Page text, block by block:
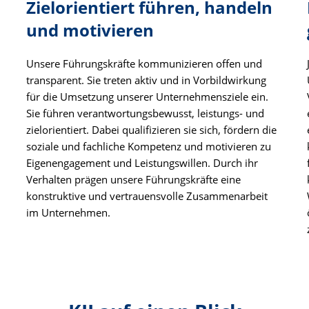
Zielorientiert führen, handeln
und motivieren
Unsere Führungskräfte kommunizieren offen und
transparent. Sie treten aktiv und in Vorbildwirkung
für die Umsetzung unserer Unternehmensziele ein.
Sie führen verantwortungsbewusst, leistungs- und
zielorientiert. Dabei qualifizieren sie sich, fördern die
soziale und fachliche Kompetenz und motivieren zu
Eigenengagement und Leistungswillen. Durch ihr
Verhalten prägen unsere Führungskräfte eine
konstruktive und vertrauensvolle Zusammenarbeit
im Unternehmen.